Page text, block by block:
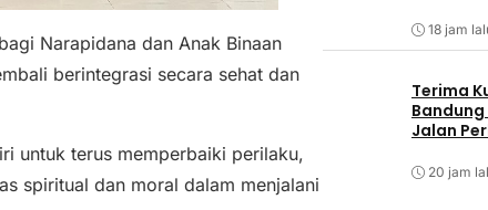
Narapidana dan Anak Binaan
berintegrasi secara sehat dan
untuk terus memperbaiki perilaku,
spiritual dan moral dalam menjalani
18 jam
Terima
Jalan
20 jam